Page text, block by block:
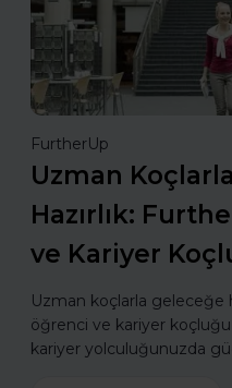
FurtherUp
Uzman
Hazırlık:
ve Kariyer
Uzman koçlarla geleceğe
öğrenci ve kariyer
kariyer yolculuğunuzda